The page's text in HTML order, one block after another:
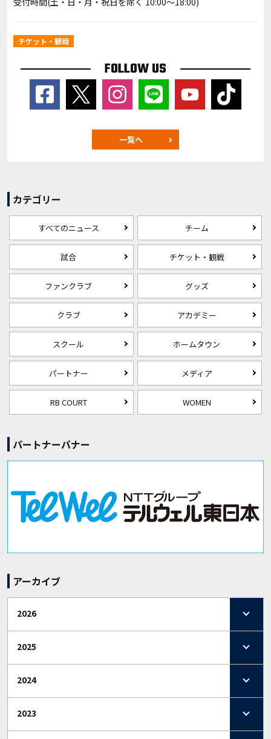
チケット・観戦
FOLLOW US
一覧へ
カテゴリー
すべてのニュース チーム
試合 チケット・観戦
ファンクラブ グッズ
クラブ アカデミー
スクール ホームタウン
パートナー メディア
RB COURT WOMEN
パートナーバナー
アーカイブ
2026
2025
2024
2023